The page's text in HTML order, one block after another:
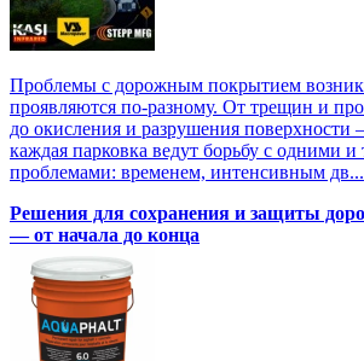
Проблемы с дорожным покрытием
проявляются по-разному. От трещин и
до окисления и разрушения поверхности
каждая парковка ведут борьбу с одними
проблемами: временем, интенсивным дв...
Решения для сохранения и защиты
— от начала до конца